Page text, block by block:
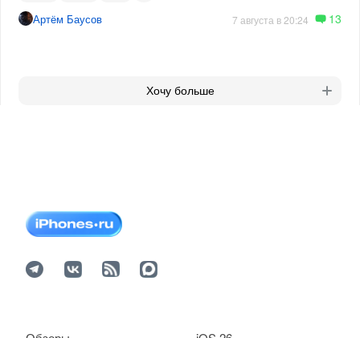
Артём Баусов 7 августа в 20:24 13
Хочу больше